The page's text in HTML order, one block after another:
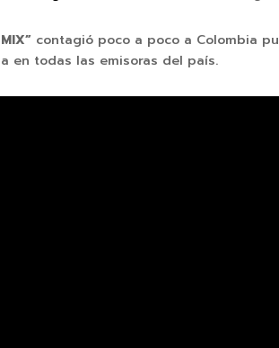
contagió poco a poco a Colombia
en todas las emisoras del país.